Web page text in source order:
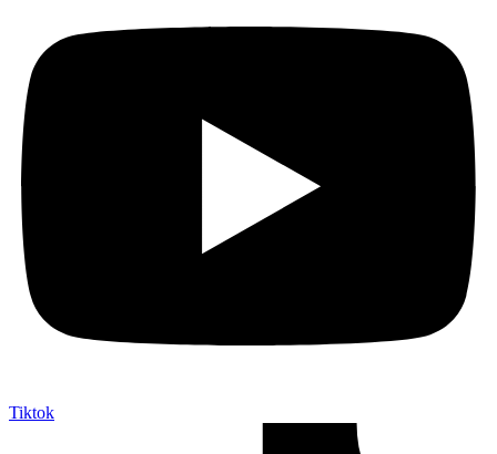
Tiktok